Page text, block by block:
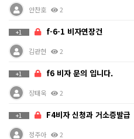
안찬호 2
+1 f-6-1 비자연장건
김관현 2
+1 f6 비자 문의 입니다.
장태욱 2
+1 F4비자 신청과 거소증발급
정주아 2